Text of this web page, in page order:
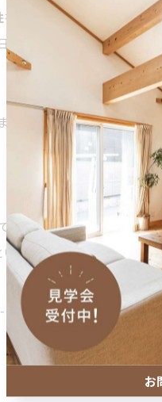
を重視される方も多いです。
の満足度はかなり変わりま
。
無駄なく建てることで、広
いう方がいらっしゃれば、
お